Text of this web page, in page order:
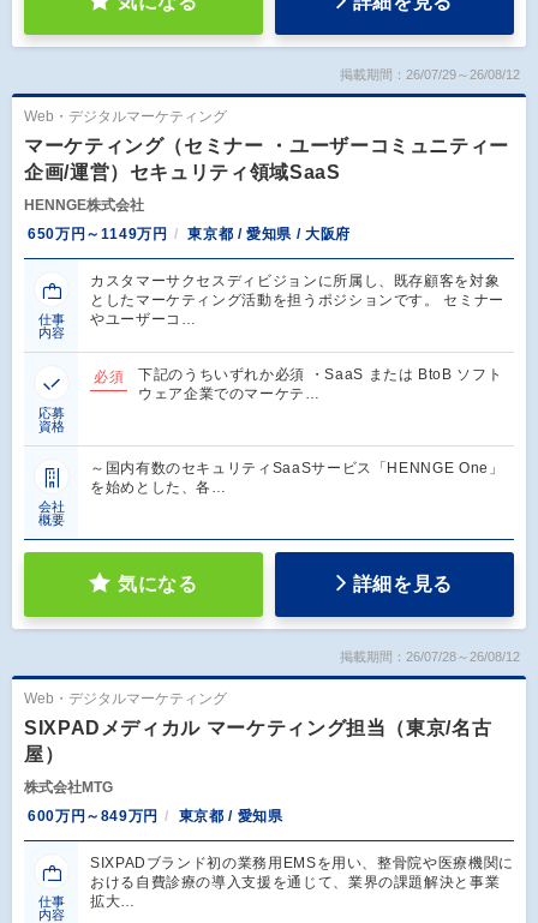
掲載期間：26/07/29～26/08/12
Web・デジタルマーケティング
マーケティング（セミナー ・ユーザーコミュニティー
企画/運営）セキュリティ領域SaaS
HENNGE株式会社
650万円～1149万円
東京都 / 愛知県 / 大阪府
仕事
内容
カスタマーサクセスディビジョンに所属し、既存顧客を対象
としたマーケティング活動を担うポジションです。 セミナー
やユーザーコ…
応募
資格
必須
下記のうちいずれか必須 ・SaaS または BtoB ソフト
ウェア企業でのマーケテ…
会社
概要
～国内有数のセキュリティSaaSサービス「HENNGE One」
を始めとした、各…
気になる 詳細を見る
掲載期間：26/07/28～26/08/12
Web・デジタルマーケティング
SIXPADメディカル マーケティング担当（東京/名古
屋）
株式会社MTG
600万円～849万円
東京都 / 愛知県
仕事
内容
SIXPADブランド初の業務用EMSを用い、整骨院や医療機関に
おける自費診療の導入支援を通じて、業界の課題解決と事業
拡大…